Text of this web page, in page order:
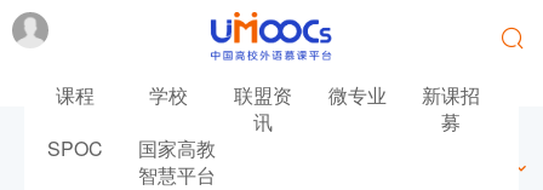
课程 学校
联盟资
讯
微专业
新课招
募
SPOC
国家高教
智慧平台